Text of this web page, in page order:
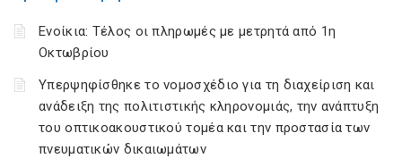
Ενοίκια: Τέλος οι πληρωμές με μετρητά από 1η
Οκτωβρίου
Υπερψηφίσθηκε το νομοσχέδιο για τη διαχείριση και
ανάδειξη της πολιτιστικής κληρονομιάς, την ανάπτυξη
του οπτικοακουστικού τομέα και την προστασία των
πνευματικών δικαιωμάτων